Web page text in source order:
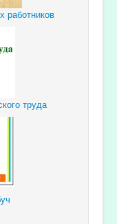
работников
труда